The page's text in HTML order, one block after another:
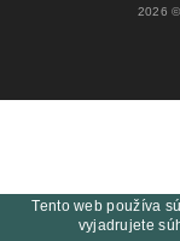
2026 ©
Tento web používa
vyjadrujete